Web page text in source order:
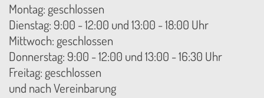
Montag: geschlossen
Dienstag: 9:00 - 12:00 und 13:00 - 18:00 Uhr
Mittwoch: geschlossen
Donnerstag: 9:00 - 12:00 und 13:00 - 16:30 Uhr
Freitag: geschlossen
und nach Vereinbarung